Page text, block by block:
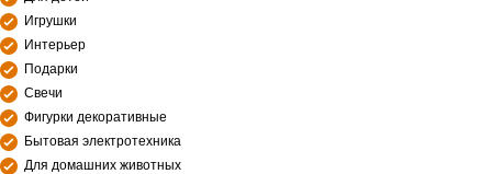
Игрушки
Интерьер
Подарки
Свечи
Фигурки декоративные
Бытовая электротехника
Для домашних животных